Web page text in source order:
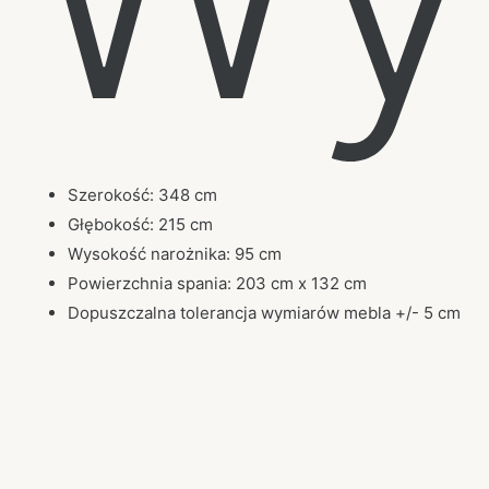
Szerokość: 348 cm
Głębokość: 215 cm
Wysokość narożnika: 95 cm
Powierzchnia spania: 203 cm x 132 cm
Dopuszczalna tolerancja wymiarów mebla +/- 5 cm